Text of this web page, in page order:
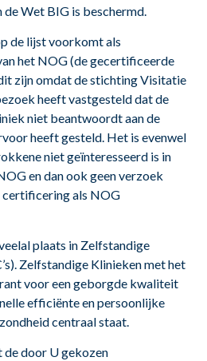
Wet BIG is beschermd.
de lijst voorkomt als
het NOG (de gecertificeerde
zijn omdat de stichting Visitatie
heeft vastgesteld dat de
niet beantwoordt aan de
heeft gesteld. Het is evenwel
niet geïnteresseerd is in
en dan ook geen verzoek
certificering als NOG
plaats in Zelfstandige
Zelfstandige Klinieken met het
voor een geborgde kwaliteit
efficiënte en persoonlijke
centraal staat.
de door U gekozen